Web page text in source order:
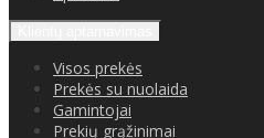
Visos prekės
Prekės su nuolaida
Gamintojai
Prekių grąžinimai